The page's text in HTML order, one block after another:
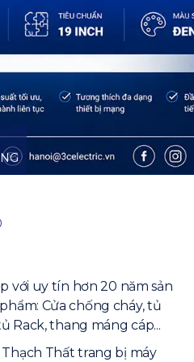
với uy tín hơn 20 năm sản
Cửa chống cháy, tủ
Rack, thang máng cáp...
Thạch Thất trang bị máy